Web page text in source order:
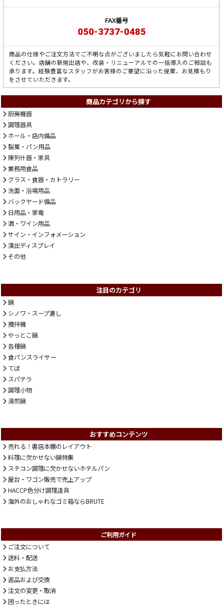
FAX番号
050-3737-0485
商品の仕様やご注文方法でご不明な点がございましたら気軽にお問い合わせ
ください。店舗の新規出店や、改装・リニューアルでの一括導入のご相談も
承ります。経験豊富なスタッフがお客様のご要望に沿った提案、お見積もり
をさせていただきます。
商品カテゴリから探す
厨房機器
調理器具
ホール・店内備品
製菓・パン用品
陳列什器・家具
業務用食品
グラス・食器・カトラリー
洗面・浴場用品
バックヤード備品
日用品・家電
酒・ワイン用品
サイン・インフォメーション
演出ディスプレイ
その他
注目のカテゴリ
鍋
シノワ・スープ漉し
攪拌機
やっとこ鍋
各種鍋
食パンスライサー
てぼ
スパテラ
調理小物
湯煎鍋
おすすめコンテンツ
売れる！書店本棚のレイアウト
料理に欠かせない鍋特集
スチコン調理に欠かせないホテルパン
屋台・ワゴン販売で売上アップ
HACCP色分け調理道具
海外のおしゃれなゴミ箱ならBRUTE
ご利用ガイド
ご注文について
送料・配送
お支払方法
返品および交換
注文の変更・取消
困ったときには